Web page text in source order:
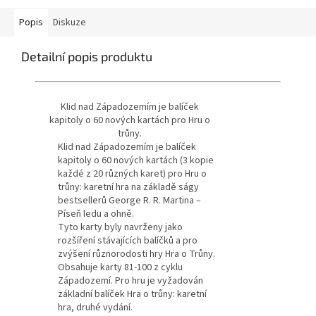
Popis Diskuze
Detailní popis produktu
Klid nad Západozemím je balíček
kapitoly o 60 nových kartách pro Hru o
trůny.
Klid nad Západozemím je balíček
kapitoly o 60 nových kartách (3 kopie
každé z 20 různých karet) pro Hru o
trůny: karetní hra na základě ságy
bestsellerů George R. R. Martina –
Píseň ledu a ohně.
Tyto karty byly navrženy jako
rozšíření stávajících balíčků a pro
zvýšení různorodosti hry Hra o Trůny.
Obsahuje karty 81-100 z cyklu
Západozemí. Pro hru je vyžadován
základní balíček Hra o trůny: karetní
hra, druhé vydání.